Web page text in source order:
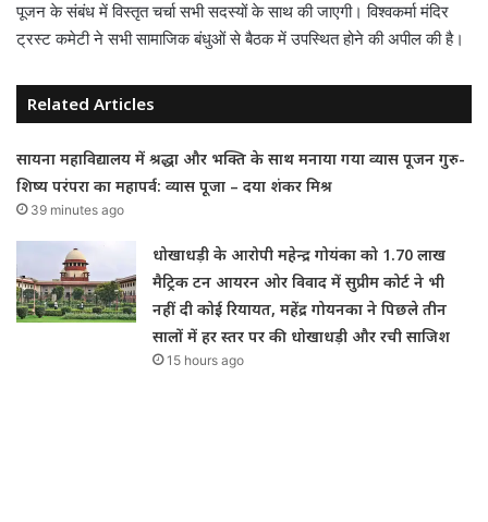
पूजन के संबंध में विस्तृत चर्चा सभी सदस्यों के साथ की जाएगी। विश्वकर्मा मंदिर
ट्रस्ट कमेटी ने सभी सामाजिक बंधुओं से बैठक में उपस्थित होने की अपील की है।
Related Articles
सायना महाविद्यालय में श्रद्धा और भक्ति के साथ मनाया गया व्यास पूजन गुरु-
शिष्य परंपरा का महापर्व: व्यास पूजा – दया शंकर मिश्र
39 minutes ago
धोखाधड़ी के आरोपी महेन्द्र गोयंका को 1.70 लाख
मैट्रिक टन आयरन ओर विवाद में सुप्रीम कोर्ट ने भी
नहीं दी कोई रियायत, महेंद्र गोयनका ने पिछले तीन
सालों में हर स्तर पर की धोखाधड़ी और रची साजिश
15 hours ago